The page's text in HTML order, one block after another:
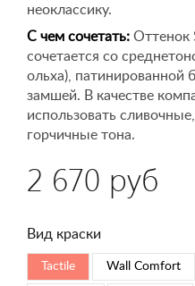
неоклассику.
С чем сочетать: Оттенок
сочетается со
ольха), патинированной
замшей. В качестве
использовать
горчичные тона.
2 670 руб
Вид краски
Tactile Wall Comfort